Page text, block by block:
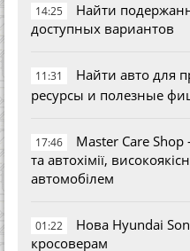
14:25
Найти
доступных вариантов
11:31
Найти авто для
ресурсы и полезные
17:46
Master Care
та автохімії,
автомобілем
01:22
Нова Hyundai
кросоверам